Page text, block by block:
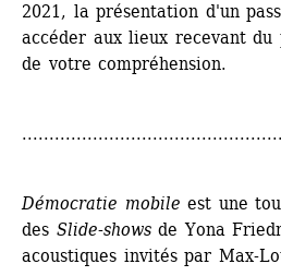
2021, la présentation d'un
accéder aux lieux recevant
de votre compréhension.
Démocratie mobile est une
des Slide-shows de Yona
acoustiques invités par Max-